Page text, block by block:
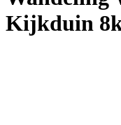
Kijkduin